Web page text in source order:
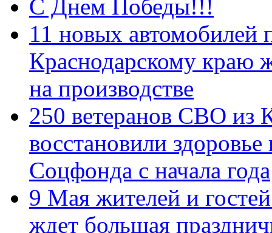
С Днем Победы!!!
11 новых автомобилей
Краснодарскому краю
на производстве
250 ветеранов СВО из
восстановили
Соцфонда с начала года
9 Мая жителей и
ждет большая